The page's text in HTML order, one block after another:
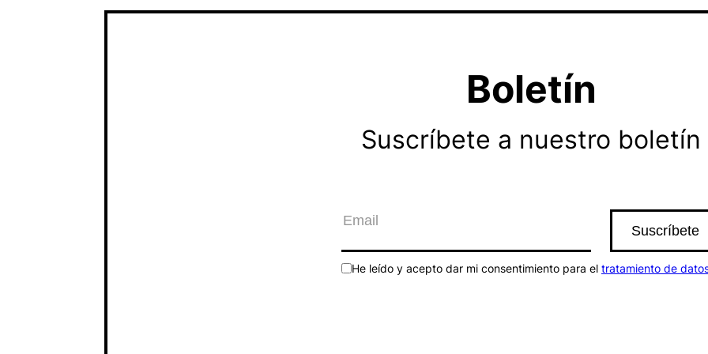
Boletín
Suscríbete a nuestro boletín
He leído y acepto dar mi consentimiento para el tratamiento de